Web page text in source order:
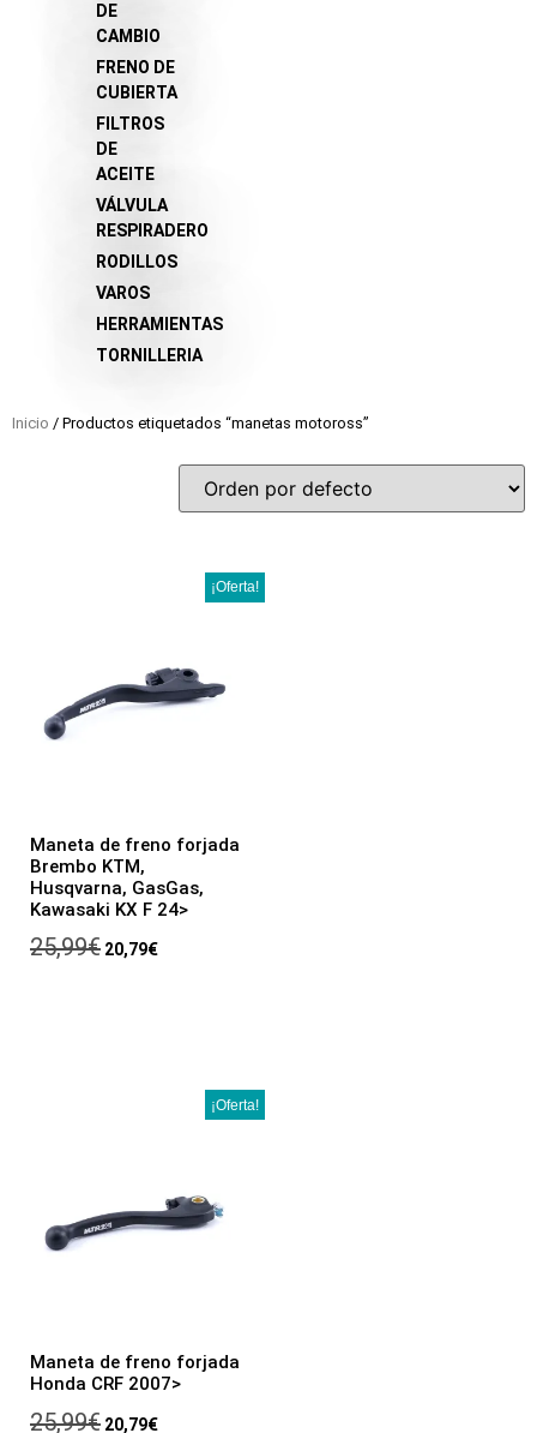
DE
CAMBIO
FRENO DE
CUBIERTA
FILTROS
DE
ACEITE
VÁLVULA
RESPIRADERO
RODILLOS
VAROS
HERRAMIENTAS
TORNILLERIA
Inicio / Productos etiquetados “manetas motoross”
¡Oferta!
Maneta de freno forjada
Brembo KTM,
Husqvarna, GasGas,
Kawasaki KX F 24>
25,99€ 20,79€
¡Oferta!
Maneta de freno forjada
Honda CRF 2007>
25,99€ 20,79€